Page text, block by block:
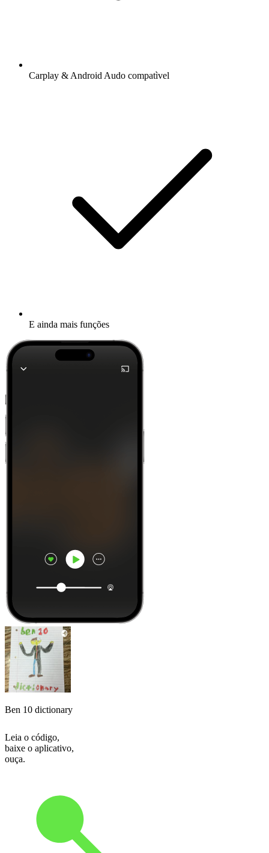
Carplay & Android Audo compatìvel
E ainda mais funções
Ben 10 dictionary
Leia o código,
baixe o aplicativo,
ouça.